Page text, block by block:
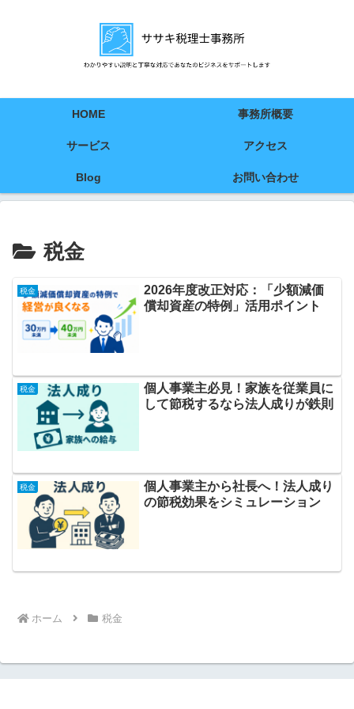
HOME 事務所概要
サービス アクセス
Blog お問い合わせ
税金
税金
2026年度改正対応：「少額減価
償却資産の特例」活用ポイント
税金
個人事業主必見！家族を従業員に
して節税するなら法人成りが鉄則
税金
個人事業主から社長へ！法人成り
の節税効果をシミュレーション
ホーム 税金